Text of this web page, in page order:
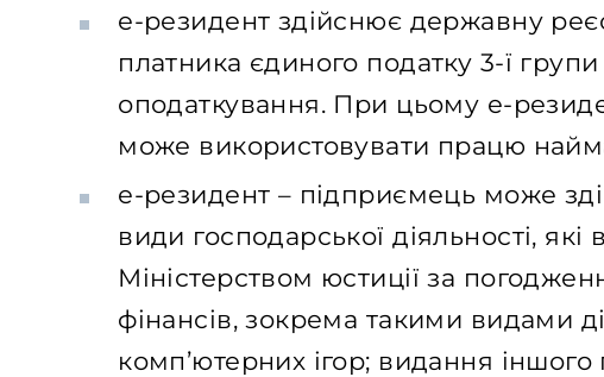
е-резидент здійснює державну
платника єдиного податку 3-ї
оподаткування. При цьому е-
може використовувати працю
е-резидент – підприємець може
види господарської діяльності, які
Міністерством юстиції за
фінансів, зокрема такими видами
комп’ютерних ігор; видання